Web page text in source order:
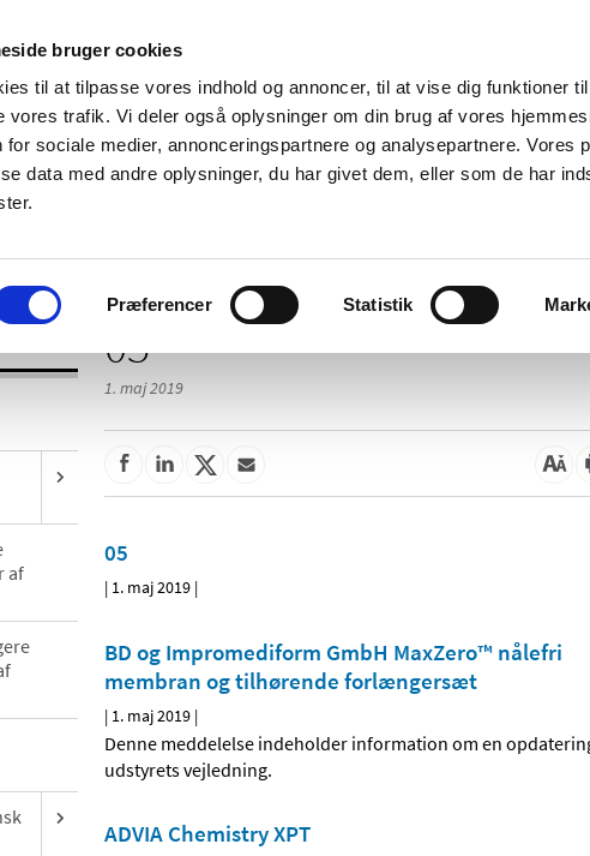
bruger cookies
til at tilpasse vores indhold og annoncer, til at vise dig funktioner
vores trafik. Vi deler også oplysninger om din brug af vores
for sociale medier, annonceringspartnere og analysepartnere. Vores
data med andre oplysninger, du har givet dem, eller som de har
Præferencer Statistik
Nyheder Om os
Bivirkninger og
produktinformation
Tilskud og
Apoteker og salg af
af
05
1. maj 2019
05
| 1. maj 2019 |
BD og Impromediform GmbH MaxZero™ nålefri
membran og tilhørende forlængersæt
| 1. maj 2019 |
Denne meddelelse indeholder information om en
udstyrets vejledning.
ADVIA Chemistry XPT